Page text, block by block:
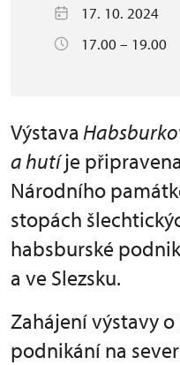
17. 10. 2024
17.00 – 19.00
Výstava
a hutíje
Národního
stopách
habsburské
a ve Slezsku.
Zahájení výstavy
podnikání na